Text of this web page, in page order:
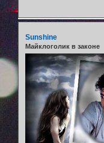
Sunshine
Майклоголик в законе